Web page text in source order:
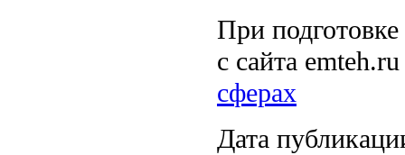
При
с сайта
сферах
Дата